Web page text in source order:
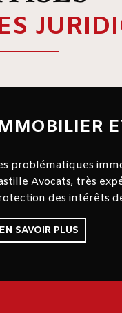
problématiques
Avocats, très
des intérêts
EN SAVOIR PLUS